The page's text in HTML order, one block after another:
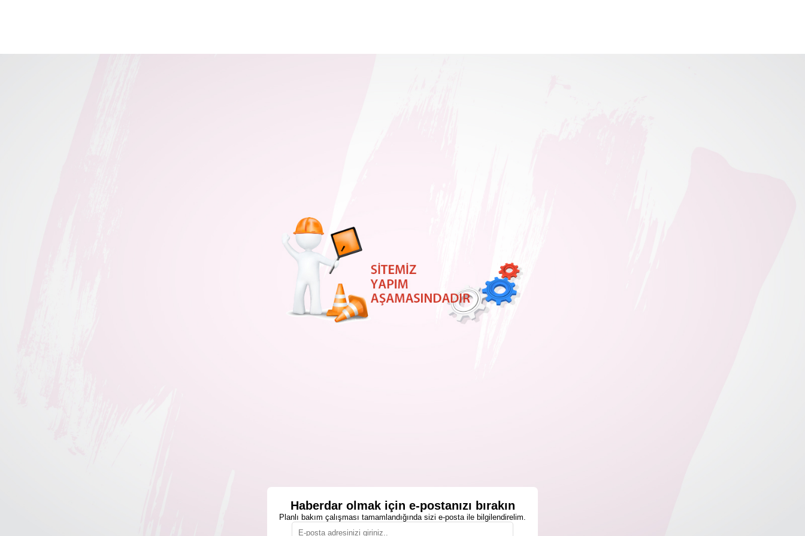
Haberdar olmak için e-postanızı bırakın
Planlı bakım çalışması tamamlandığında sizi e-posta ile bilgilendirelim.